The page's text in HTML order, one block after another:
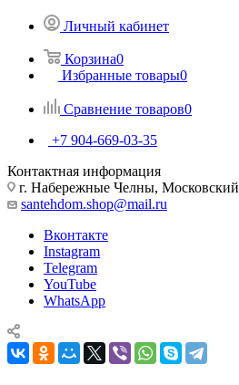
Личный кабинет
Корзина0
Избранные товары0
Сравнение товаров0
+7 904-669-03-35
Контактная информация
г. Набережные Челны,
santehdom.shop@mail.ru
Вконтакте
Instagram
Telegram
YouTube
WhatsApp